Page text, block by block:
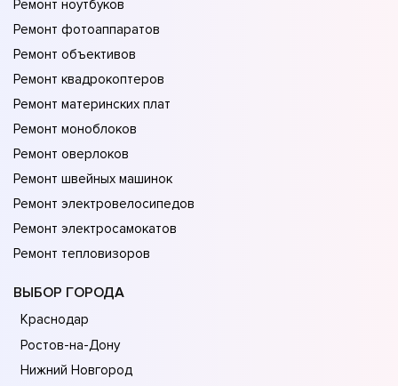
Ремонт ноутбуков
Ремонт фотоаппаратов
Ремонт объективов
Ремонт квадрокоптеров
Ремонт материнских плат
Ремонт моноблоков
Ремонт оверлоков
Ремонт швейных машинок
Ремонт электровелосипедов
Ремонт электросамокатов
Ремонт тепловизоров
ВЫБОР ГОРОДА
Краснодар
Ростов-на-Дону
Нижний Новгород